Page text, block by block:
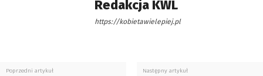
Redakcja KWL
https://kobietawielepiej.pl
Poprzedni artykuł Następny artykuł